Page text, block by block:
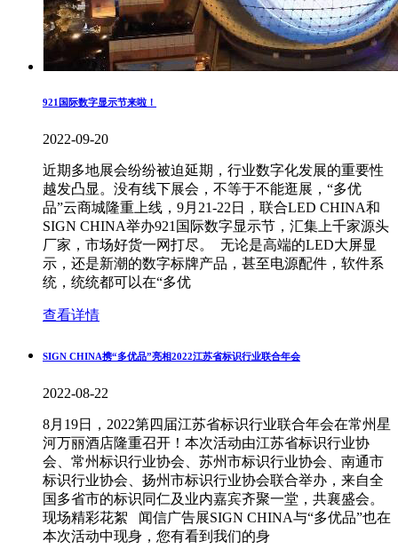
921国际数字显示节来啦！
2022-09-20
近期多地展会纷纷被迫延期，行业数字化发展的重要性
越发凸显。没有线下展会，不等于不能逛展，“多优
品”云商城隆重上线，9月21-22日，联合LED CHINA和
SIGN CHINA举办921国际数字显示节，汇集上千家源头
厂家，市场好货一网打尽。 无论是高端的LED大屏显
示，还是新潮的数字标牌产品，甚至电源配件，软件系
统，统统都可以在“多优
查看详情
SIGN CHINA携“多优品”亮相2022江苏省标识行业联合年会
2022-08-22
8月19日，2022第四届江苏省标识行业联合年会在常州星
河万丽酒店隆重召开！本次活动由江苏省标识行业协
会、常州标识行业协会、苏州市标识行业协会、南通市
标识行业协会、扬州市标识行业协会联合举办，来自全
国多省市的标识同仁及业内嘉宾齐聚一堂，共襄盛会。
现场精彩花絮 闻信广告展SIGN CHINA与“多优品”也在
本次活动中现身，您有看到我们的身